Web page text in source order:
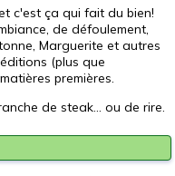
c'est ça qui fait du bien!
de défoulement,
Marguerite et autres
(plus que
premières.
de steak... ou de rire.